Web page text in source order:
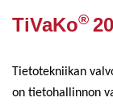
TiVaKo®
Tietotekniikan
on tietohallinnon